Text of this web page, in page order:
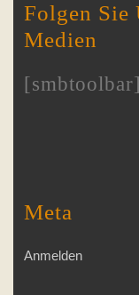
Folgen Sie
Medien
[smbtoolbar]
Meta
Anmelden